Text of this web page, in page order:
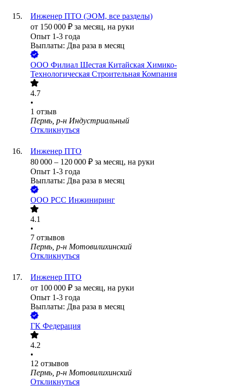
Инженер ПТО (ЭОМ, все разделы)
от 150 000 ₽ за месяц, на руки
Опыт 1-3 года
Выплаты: Два раза в месяц
ООО Филиал Шестая Китайская Химико-
Технологическая Строительная Компания
4.7
•
1 отзыв
Пермь, р-н Индустриальный
Откликнуться
Инженер ПТО
80 000 – 120 000 ₽ за месяц, на руки
Опыт 1-3 года
Выплаты: Два раза в месяц
ООО РСС Инжиниринг
4.1
•
7 отзывов
Пермь, р-н Мотовилихинский
Откликнуться
Инженер ПТО
от 100 000 ₽ за месяц, на руки
Опыт 1-3 года
Выплаты: Два раза в месяц
ГК Федерация
4.2
•
12 отзывов
Пермь, р-н Мотовилихинский
Откликнуться